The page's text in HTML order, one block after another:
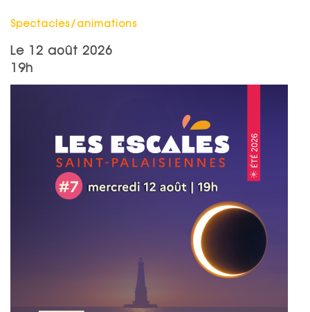
Catégorie : "
Spectacles/animations
Le
12 août 2026
19h